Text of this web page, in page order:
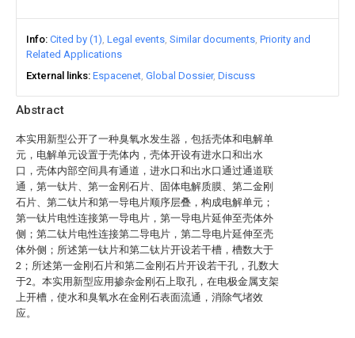
Abstract
本实用新型公开了一种臭氧水发生器，包括壳体和电解单
元，电解单元设置于壳体内，壳体开设有进水口和出水
口，壳体内部空间具有通道，进水口和出水口通过通道联
通，第一钛片、第一金刚石片、固体电解质膜、第二金刚
石片、第二钛片和第一导电片顺序层叠，构成电解单元；
第一钛片电性连接第一导电片，第一导电片延伸至壳体外
侧；第二钛片电性连接第二导电片，第二导电片延伸至壳
体外侧；所述第一钛片和第二钛片开设若干槽，槽数大于
2；所述第一金刚石片和第二金刚石片开设若干孔，孔数大
于2。本实用新型应用掺杂金刚石上取孔，在电极金属支架
上开槽，使水和臭氧水在金刚石表面流通，消除气堵效
应。
Info Cited by (1) Legal events Similar documents Priority and
Related Applications
External links Espacenet Global Dossier Discuss